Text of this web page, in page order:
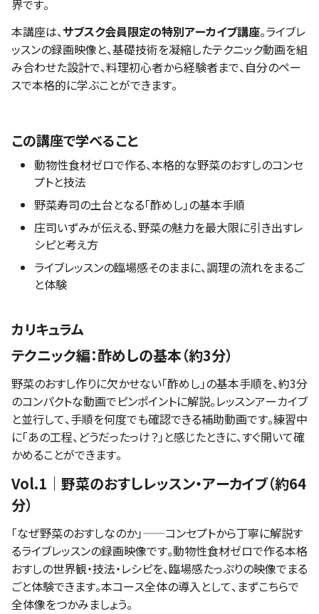
界です。
本講座は、サブスク会員限定の特別アーカイブ講座。ライブレ
ッスンの録画映像と、基礎技術を凝縮したテクニック動画を組
み合わせた設計で、料理初心者から経験者まで、自分のペー
スで本格的に学ぶことができます。
この講座で学べること
動物性食材ゼロで作る、本格的な野菜のおすしのコンセ
プトと技法
野菜寿司の土台となる「酢めし」の基本手順
庄司いずみが伝える、野菜の魅力を最大限に引き出すレ
シピと考え方
ライブレッスンの臨場感そのままに、調理の流れをまるご
と体験
カリキュラム
テクニック編：酢めしの基本（約3分）
野菜のおすし作りに欠かせない「酢めし」の基本手順を、約3分
のコンパクトな動画でピンポイントに解説。レッスンアーカイブ
と並行して、手順を何度でも確認できる補助動画です。練習中
に「あの工程、どうだったっけ？」と感じたときに、すぐ開いて確
かめることができます。
Vol.1｜野菜のおすしレッスン・アーカイブ（約64
分）
「なぜ野菜のおすしなのか」——コンセプトから丁寧に解説す
るライブレッスンの録画映像です。動物性食材ゼロで作る本格
おすしの世界観・技法・レシピを、臨場感たっぷりの映像でまる
ごと体験できます。本コース全体の導入として、まずこちらで
全体像をつかみましょう。